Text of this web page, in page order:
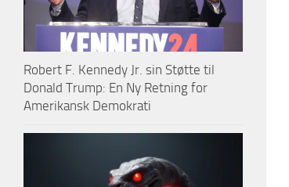
Robert F. Kennedy Jr. sin Støtte til
Donald Trump: En Ny Retning for
Amerikansk Demokrati